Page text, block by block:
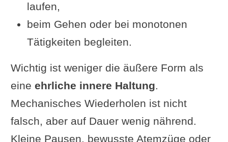
laufen,
beim Gehen oder bei monotonen
Tätigkeiten begleiten.
Wichtig ist weniger die äußere Form als
eine ehrliche innere Haltung.
Mechanisches Wiederholen ist nicht
falsch, aber auf Dauer wenig nährend.
Kleine Pausen, bewusste Atemzüge oder